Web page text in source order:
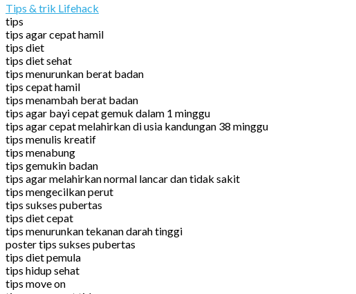
Tips & trik Lifehack
tips
tips agar cepat hamil
tips diet
tips diet sehat
tips menurunkan berat badan
tips cepat hamil
tips menambah berat badan
tips agar bayi cepat gemuk dalam 1 minggu
tips agar cepat melahirkan di usia kandungan 38 minggu
tips menulis kreatif
tips menabung
tips gemukin badan
tips agar melahirkan normal lancar dan tidak sakit
tips mengecilkan perut
tips sukses pubertas
tips diet cepat
tips menurunkan tekanan darah tinggi
poster tips sukses pubertas
tips diet pemula
tips hidup sehat
tips move on